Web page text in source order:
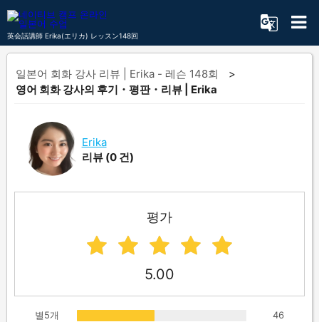
英会話講師 Erika(エリカ) レッスン148回
일본어 회화 강사 리뷰 | Erika - 레슨 148회
영어 회화 강사의 후기・평판・리뷰 | Erika
Erika
리뷰 (0 건)
평가
5.00
별5개
46